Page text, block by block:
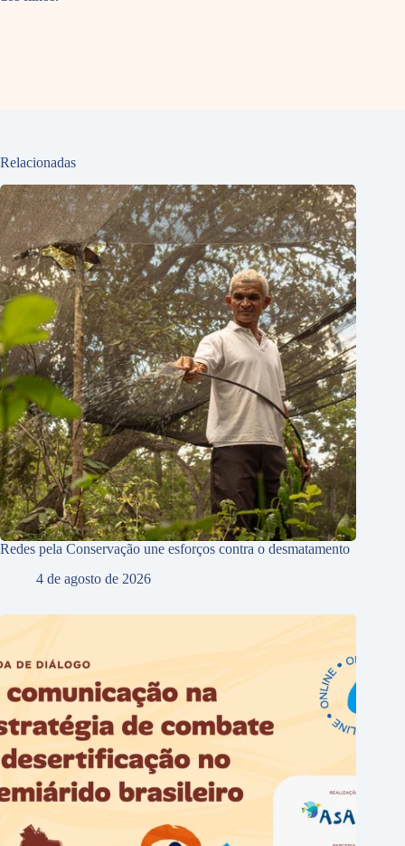
Relacionadas
Redes pela Conservação une esforços contra o desmatamento
4 de agosto de 2026